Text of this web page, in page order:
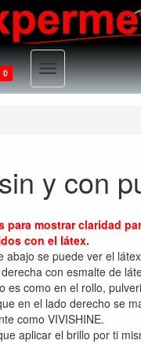
0 Menu
y con
para mostrar claridad
con el látex.
abajo se puede ver el
con esmalte de
es como en el rollo,
en el lado derecho se
como VIVISHINE.
aplicar el brillo por ti